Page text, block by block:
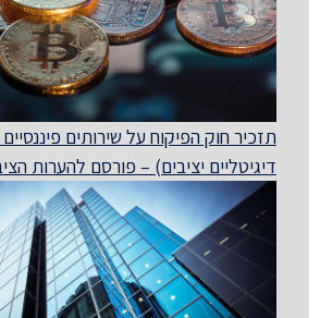
תזכיר חוק הפיקוח על שירותים
דיגיטליים יציבים) – פורסם להערות